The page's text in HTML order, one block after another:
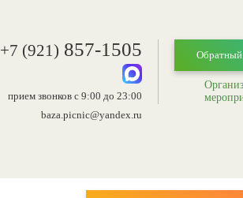
Обратный
+7 (921) 857-1505
прием звонков с 9:00 до 23:00
baza.picnic@yandex.ru